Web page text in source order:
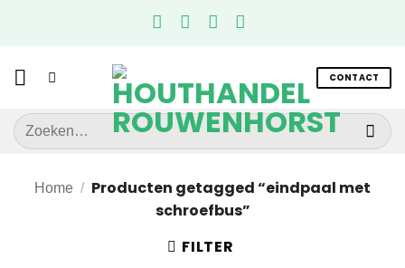
CONTACT
Zoeken
naar:
Home / Producten getagged “eindpaal met
schroefbus”
FILTER